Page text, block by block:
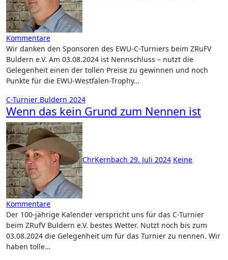
Kommentare
Wir danken den Sponsoren des EWU-C-Turniers beim ZRuFV
Buldern e.V. Am 03.08.2024 ist Nennschluss – nutzt die
Gelegenheit einen der tollen Preise zu gewinnen und noch
Punkte für die EWU-Westfalen-Trophy…
C-Turnier Buldern 2024
Wenn das kein Grund zum Nennen ist
ChrKernbach 29. Juli 2024 Keine
Kommentare
Der 100-jährige Kalender verspricht uns für das C-Turnier
beim ZRufV Buldern e.V. bestes Wetter. Nutzt noch bis zum
03.08.2024 die Gelegenheit um für das Turnier zu nennen. Wir
haben tolle…